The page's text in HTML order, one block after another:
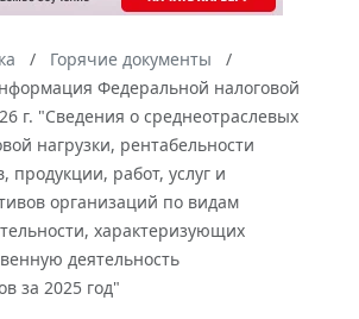
Горячие документы
Федеральной налоговой
г. "Сведения о среднеотраслевых
нагрузки, рентабельности
продукции, работ, услуг и
организаций по видам
характеризующих
деятельность
за 2025 год"